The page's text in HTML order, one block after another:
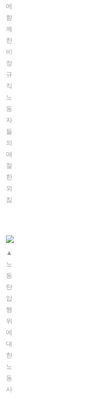
에
함
께
한
비
정
규
직
노
동
자
들
의
애
절
한
외
침
▲
노
동
탄
압
행
위
에
대
한
노
동
사